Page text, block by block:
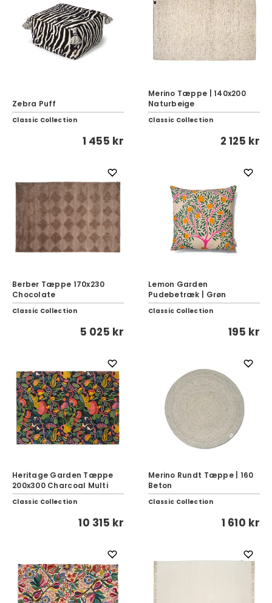
Zebra Puff
Classic Collection
1 455 kr
Merino Tæppe | 140x200
Naturbeige
Classic Collection
2 125 kr
Berber Tæppe 170x230
Chocolate
Classic Collection
5 025 kr
Lemon Garden
Pudebetræk | Grøn
Classic Collection
195 kr
Heritage Garden Tæppe
200x300 Charcoal Multi
Classic Collection
10 315 kr
Merino Rundt Tæppe | 160
Beton
Classic Collection
1 610 kr